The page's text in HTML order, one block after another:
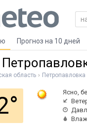
Прогноз на 10 дней
область Петропавловка
Ясно,